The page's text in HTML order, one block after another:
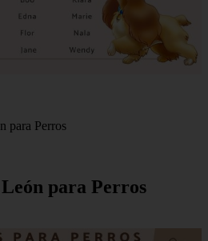
para Perros
para Perros